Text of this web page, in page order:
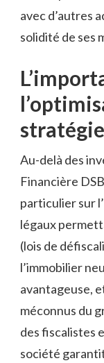
avec d’autres
solidité de ses
Au-delà des
Financière
particulier sur l’
légaux
(lois de
l’immobilier
avantageuse,
méconnus du
des fiscalistes
société